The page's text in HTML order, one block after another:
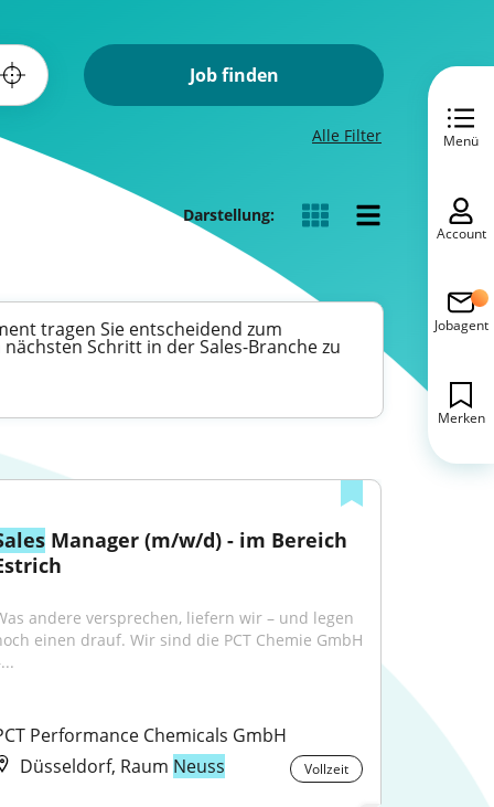
Job finden
Alle Filter
Darstellung:
tragen Sie entscheidend zum
Schritt in der Sales-Branche zu
Manager (m/w/d) - im Bereich
andere versprechen, liefern wir – und legen
einen drauf. Wir sind die PCT Chemie GmbH
Performance Chemicals GmbH
Düsseldorf, Raum Neuss Vollzeit
Menü
Account
Jobagent
Merken